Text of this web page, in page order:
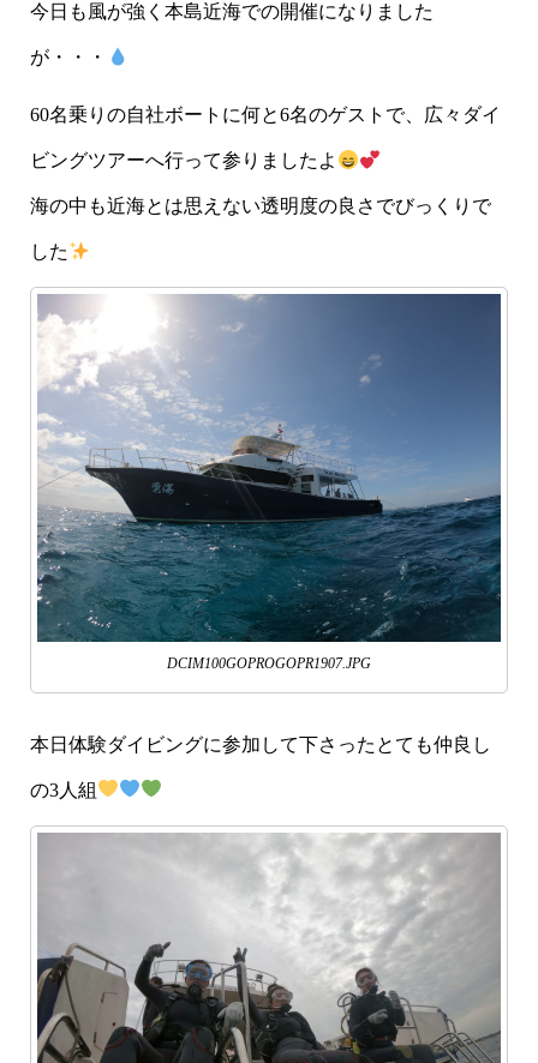
今日も風が強く本島近海での開催になりました
が・・・
60名乗りの自社ボートに何と6名のゲストで、広々ダイ
ビングツアーへ行って参りましたよ
海の中も近海とは思えない透明度の良さでびっくりで
した
DCIM100GOPROGOPR1907.JPG
本日体験ダイビングに参加して下さったとても仲良し
の3人組